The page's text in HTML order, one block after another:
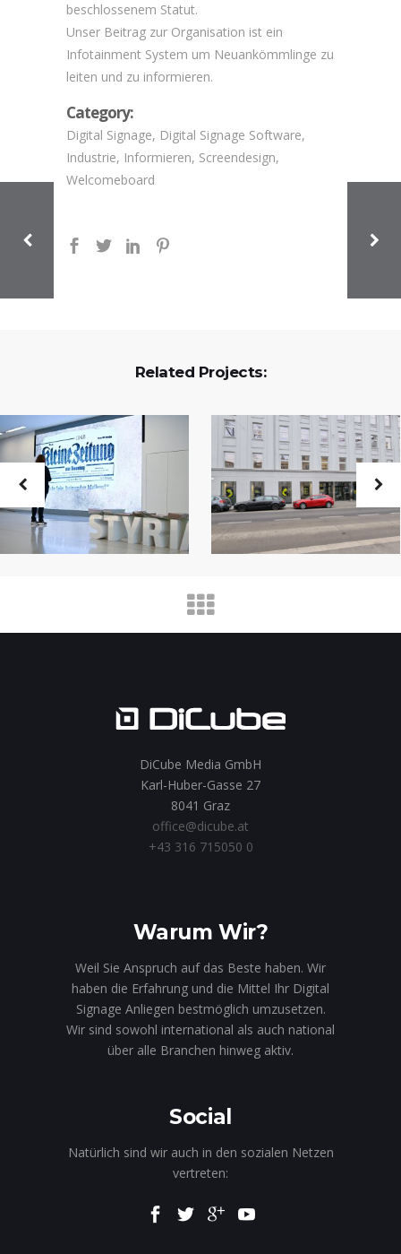
beschlossenem Statut.
Unser Beitrag zur Organisation ist ein
Infotainment System um Neuankömmlinge zu
leiten und zu informieren.
Category:
Digital Signage, Digital Signage Software,
Industrie, Informieren, Screendesign,
Welcomeboard
Related Projects:
DiCube Media GmbH
Karl-Huber-Gasse 27
8041 Graz
office@dicube.at
+43 316 715050 0
Warum Wir?
Weil Sie Anspruch auf das Beste haben. Wir
haben die Erfahrung und die Mittel Ihr Digital
Signage Anliegen bestmöglich umzusetzen.
Wir sind sowohl international als auch national
über alle Branchen hinweg aktiv.
Social
Natürlich sind wir auch in den sozialen Netzen
vertreten: